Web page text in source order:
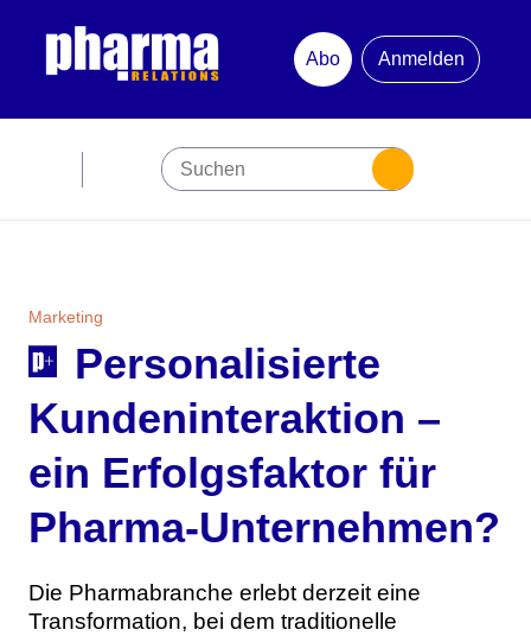
Abo
Anmelden
Jubiläum
Newsletter
Mediadaten
Themen
Marketing
Magazin
Marketing
Personalisierte
Kundeninteraktion –
ein Erfolgsfaktor für
Pharma-Unternehmen?
Die Pharmabranche erlebt derzeit eine
Transformation, bei dem traditionelle